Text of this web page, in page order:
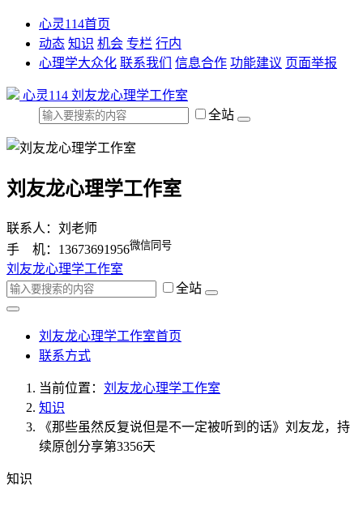
心灵114首页
动态 知识 机会 专栏 行内
心理学大众化 联系我们 信息合作 功能建议 页面举报
心灵114 刘友龙心理学工作室
全站
刘友龙心理学工作室
联系人：刘老师
手 机：13673691956微信同号
刘友龙心理学工作室
全站
刘友龙心理学工作室首页
联系方式
当前位置： 刘友龙心理学工作室
知识
《那些虽然反复说但是不一定被听到的话》刘友龙，持
续原创分享第3356天
知识